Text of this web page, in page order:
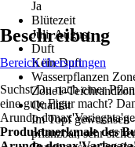
Ja
Blütezeit
Juli, August
Duft
Kein Duft
Wasserpflanzen
Zone1-
Qualität
Im Topf gewachsen
pflanzbar, sehr
Beschreibung
Bereich überspringen
Suchst Du nach einer
eine gute Figur macht?
Arundo
Produktmerkmale des